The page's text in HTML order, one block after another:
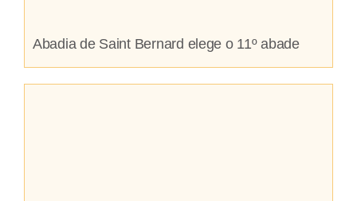
Abadia de Saint Bernard elege o 11º abade